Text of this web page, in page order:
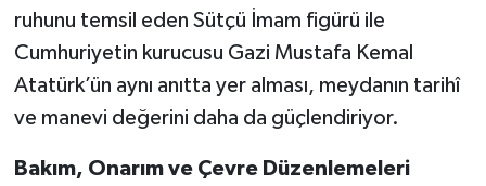
ruhunu temsil eden Sütçü İmam figürü ile
Cumhuriyetin kurucusu Gazi Mustafa Kemal
Atatürk’ün aynı anıtta yer alması, meydanın tarihî
ve manevi değerini daha da güçlendiriyor.
Bakım, Onarım ve Çevre Düzenlemeleri